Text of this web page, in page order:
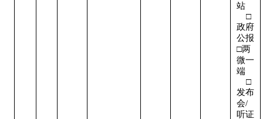
站
□
政府
公报
□两
微一
端
□
发布
会/
听证